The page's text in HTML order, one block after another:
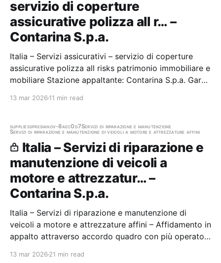
servizio di coperture
assicurative polizza all r… –
Contarina S.p.a.
Italia – Servizi assicurativi – servizio di coperture
assicurative polizza all risks patrimonio immobiliare e
mobiliare Stazione appaltante: Contarina S.p.a. Gara
13 mar 2026 11 min read
suppliesspresianov-8aec0d7Servizi di riparazione e manutenzione
Servizi di riparazione e manutenzione di veicoli a motore e attrezzature affini
Italia – Servizi di riparazione e
manutenzione di veicoli a
motore e attrezzatur… –
Contarina S.p.a.
Italia – Servizi di riparazione e manutenzione di
veicoli a motore e attrezzature affini – Affidamento in
appalto attraverso accordo quadro con più operatori
13 mar 2026 21 min read